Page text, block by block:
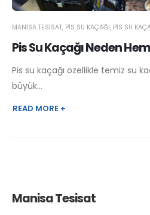
Pis Su Kaçağı Neden
MANISA TESISAT, PIS SU KAÇAĞI, PIS SU
Pis su kaçağı özellikle temiz su
büyük...
READ MORE +
Manisa Tesisat